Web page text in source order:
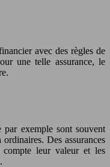
avec des règles de
une telle assurance, le
exemple sont souvent
Des assurances
compte leur valeur et les